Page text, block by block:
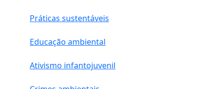
Práticas sustentáveis
Educação ambiental
Ativismo infantojuvenil